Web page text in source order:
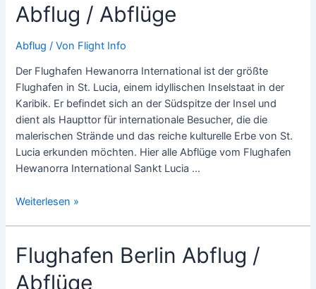
Abflug / Abflüge
Abflug / Von Flight Info
Der Flughafen Hewanorra International ist der größte
Flughafen in St. Lucia, einem idyllischen Inselstaat in der
Karibik. Er befindet sich an der Südspitze der Insel und
dient als Haupttor für internationale Besucher, die die
malerischen Strände und das reiche kulturelle Erbe von St.
Lucia erkunden möchten. Hier alle Abflüge vom Flughafen
Hewanorra International Sankt Lucia …
Flughafen
Sankt
Lucia
Abflug
Weiterlesen »
Flughafen Berlin Abflug /
Abflüge